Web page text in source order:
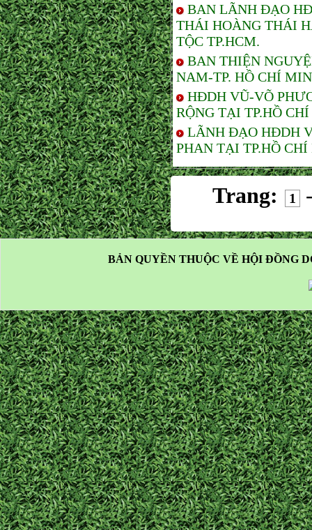
BAN LÃNH ĐẠO
THÁI HOÀNG THÁI
TỘC TP.HCM.
BAN THIỆN
NAM-TP. HỒ CHÍ
HĐDH VŨ-VÕ
RỘNG TẠI TP.HỒ
LÃNH ĐẠO HĐDH
PHAN TẠI TP.HỒ
Trang: 1
BẢN QUYỀN THUỘC VỀ HỘI ĐỒNG